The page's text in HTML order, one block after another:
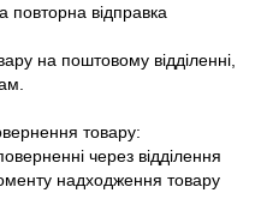
повторна відправка
на поштовому відділенні,
товару:
через відділення
надходження товару